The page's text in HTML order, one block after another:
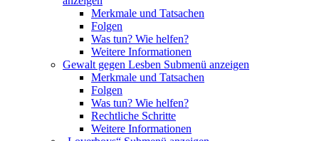
Merkmale und Tatsachen
Folgen
Was tun? Wie helfen?
Weitere Informationen
Gewalt gegen Lesben Submenü anzeigen
Merkmale und Tatsachen
Folgen
Was tun? Wie helfen?
Rechtliche Schritte
Weitere Informationen